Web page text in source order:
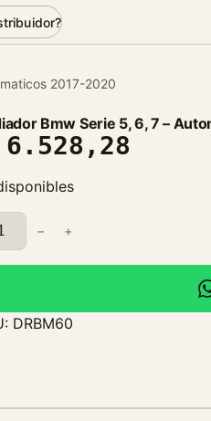
2017-2020
Bmw Serie 5, 6, 7 –
6.528,28
− +
DRBM60